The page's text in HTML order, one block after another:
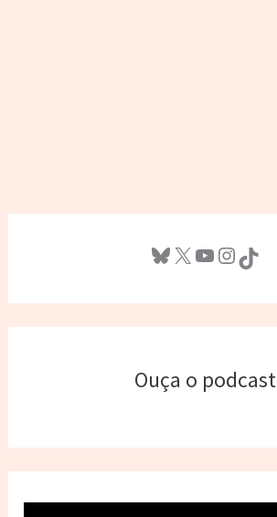
Bluesky X Youtube InstagramTikTok
Ouça o podcast